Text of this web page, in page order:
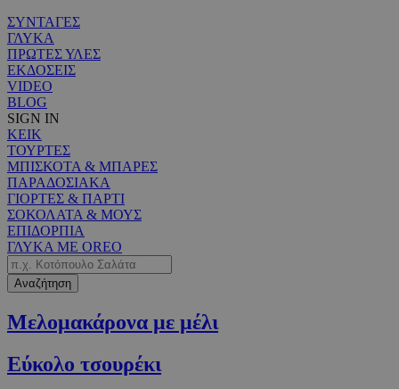
ΣΥΝΤΑΓΕΣ
ΓΛΥΚΑ
ΠΡΩΤΕΣ ΥΛΕΣ
ΕΚΔΟΣΕΙΣ
VIDEO
BLOG
SIGN IN
ΚΕΙΚ
ΤΟΥΡΤΕΣ
ΜΠΙΣΚΟΤΑ & ΜΠΑΡΕΣ
ΠΑΡΑΔΟΣΙΑΚΑ
ΓΙΟΡΤΕΣ & ΠΑΡΤΙ
ΣΟΚΟΛΑΤΑ & ΜΟΥΣ
ΕΠΙΔΟΡΠΙΑ
ΓΛΥΚΑ ΜΕ OREO
Αναζήτηση
Μελομακάρονα με μέλι
Εύκολο τσουρέκι